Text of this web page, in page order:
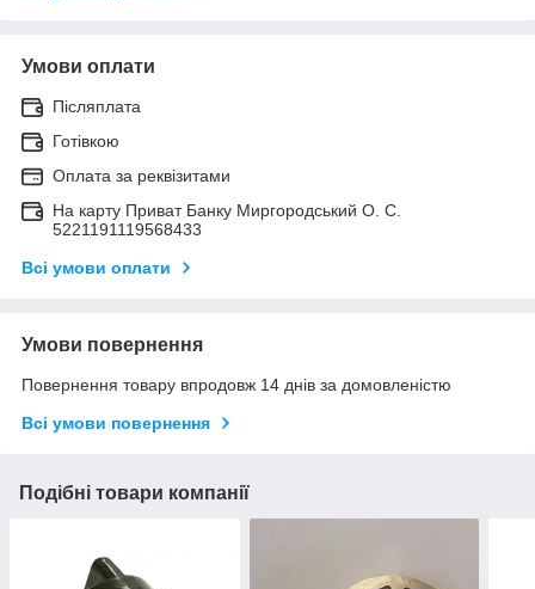
Умови оплати
Післяплата
Готівкою
Оплата за реквізитами
На карту Приват Банку Миргородський О. С.
5221191119568433
Всі умови оплати
Умови повернення
Повернення товару впродовж 14 днів за домовленістю
Всі умови повернення
Подібні товари компанії